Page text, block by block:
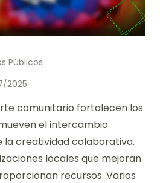
Públicos
2025
comunitario fortalecen los
el intercambio
la creatividad colaborativa.
locales que mejoran
recursos. Varios